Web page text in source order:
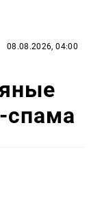
08.08.2026, 04:00
спама